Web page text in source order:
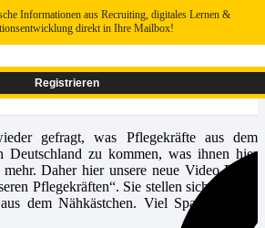
gefragt, was Pflegekräfte aus dem
Deutschland zu kommen, was ihnen hier
Daher hier unsere neue Video-Reihe
Pflegekräften“. Sie stellen sich vor und
dem Nähkästchen. Viel Spaß mit Ella
Informationen aus Recruiting, digitales Lernen &
direkt in Ihre Mailbox!